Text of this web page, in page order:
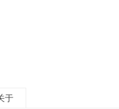
于